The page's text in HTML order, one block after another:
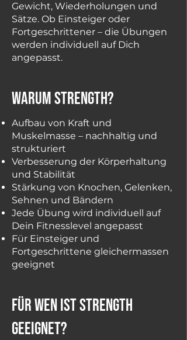
Gewicht, Wiederholungen und
Sätze. Ob Einsteiger oder
Fortgeschrittener – die Übungen
werden individuell auf Dich
angepasst.
warum strength?
Aufbau von Kraft und
Muskelmasse – nachhaltig und
strukturiert
Verbesserung der Körperhaltung
und Stabilität
Stärkung von Knochen, Gelenken,
Sehnen und Bändern
Jede Übung wird individuell auf
Dein Fitnesslevel angepasst
Für Einsteiger und
Fortgeschrittene gleichermassen
geeignet
für wen ist strength
geeignet?